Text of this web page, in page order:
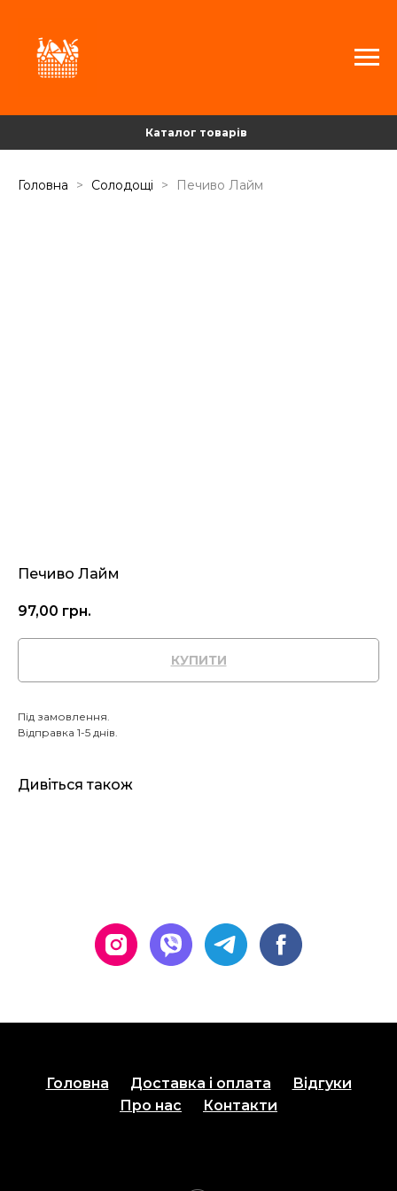
Каталог товарів
Головна Солодощі Печиво Лайм
Печиво Лайм
97,00 грн.
КУПИТИ
Під замовлення.
Відправка 1-5 днів.
Дивіться також
Головна Доставка і оплата
Відгуки
Про нас
Контакти